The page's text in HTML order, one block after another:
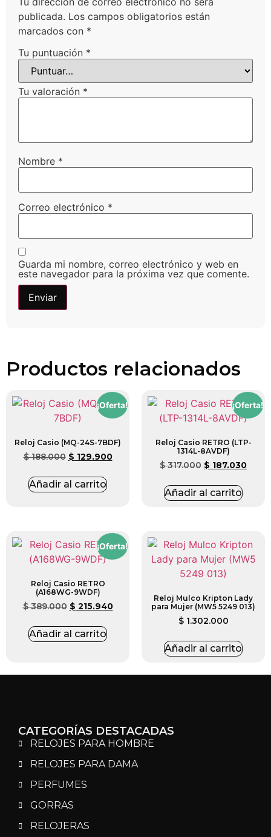
publicada. Los campos obligatorios están
marcados con *
Tu puntuación *
Tu valoración *
Nombre *
Correo electrónico *
Guarda mi nombre, correo electrónico y web en
este navegador para la próxima vez que comente.
Productos relacionados
¡Oferta!
Reloj Casio (MQ-24S-7BDF)
$188.000 $ 129.900
Añadir al carrito
¡Oferta!
Reloj Casio RETRO (LTP-
1314L-8AVDF)
$317.000 $ 187.030
Añadir al carrito
¡Oferta!
Reloj Casio RETRO
(A168WG-9WDF)
$389.000 $ 215.940
Añadir al carrito
Reloj Mulco Kripton Lady
para Mujer (MW5 5249 013)
$1.302.000
Añadir al carrito
CATEGORÍAS DESTACADAS
RELOJES PARA HOMBRE
RELOJES PARA DAMA
PERFUMES
GORRAS
RELOJERAS